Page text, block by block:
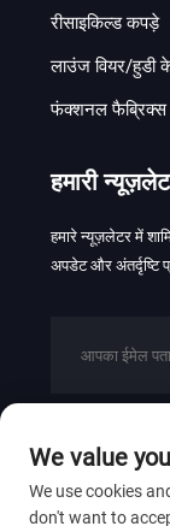
रीसाइकिल्ड कपड़े
लाउंज वियर/हुडी
फंक्शनल फैब्रिक्स
हमारी
हमारे न्यूज़लेटर में
अपडेट और अंतर्दृष्टि
कॉपीराइट © 2026
We value
We use cookies
don't want to